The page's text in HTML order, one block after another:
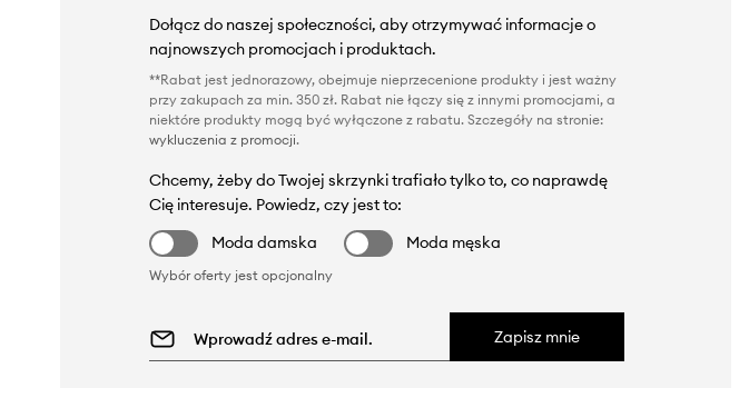
Dołącz do naszej społeczności, aby otrzymywać informacje o
najnowszych promocjach i produktach.
**Rabat jest jednorazowy, obejmuje nieprzecenione produkty i jest ważny
przy zakupach za min. 350 zł. Rabat nie łączy się z innymi promocjami, a
niektóre produkty mogą być wyłączone z rabatu. Szczegóły na stronie:
wykluczenia z promocji.
Chcemy, żeby do Twojej skrzynki trafiało tylko to, co naprawdę
Cię interesuje. Powiedz, czy jest to:
Moda damska
Moda męska
Wybór oferty jest opcjonalny
Zapisz mnie